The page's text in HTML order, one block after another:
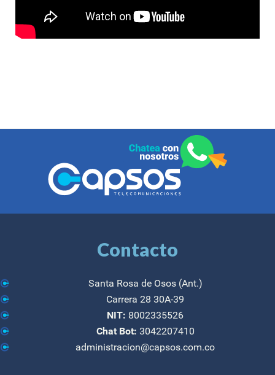
Contacto
Santa Rosa de Osos (Ant.)
Carrera 28 30A-39
NIT: 8002335526
Chat Bot: 3042207410
administracion@capsos.com.co